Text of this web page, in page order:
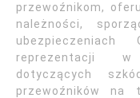
przewoźnikom,
należności,
reprezentacji w
dotyczących
przewoźników na